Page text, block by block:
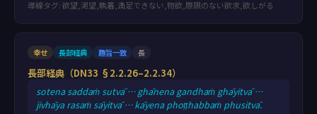
導線タグ: 欲望,渇望,執着,満足できない,物欲,際限のない欲求,欲しがる
幸せ 長部経典 趣旨一致 長
長部経典（DN33 §2.2.26–2.2.34）
sotena saddaṁ sutvā … ghānena gandhaṁ ghāyitvā …
jivhāya rasaṁ sāyitvā … kāyena phoṭṭhabbaṁ phusitvā.